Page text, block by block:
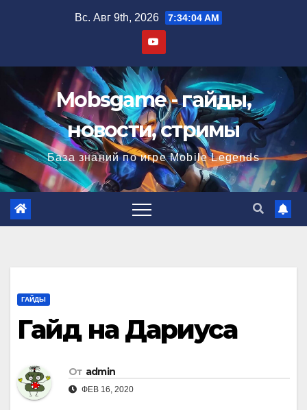
Вс. Авг 9th, 2026 7:34:05 AM
Mobsgame - гайды,
новости, стримы
База знаний по игре Mobile Legends
ГАЙДЫ
Гайд на Дариуса
От admin
ФЕВ 16, 2020